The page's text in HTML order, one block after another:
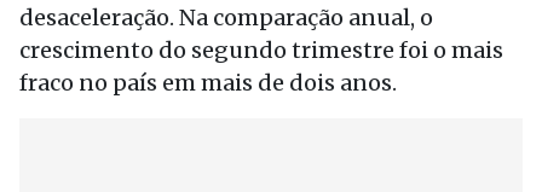
desaceleração. Na comparação anual, o
crescimento do segundo trimestre foi o mais
fraco no país em mais de dois anos.